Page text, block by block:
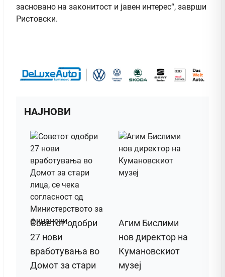
засновано на законитост и јавен интерес“, заврши
Ристовски.
НАЈНОВИ
Советот одобри
27 нови
вработувања во
Домот за стари
Агим Бислими
нов директор на
Кумановскиот
музеј